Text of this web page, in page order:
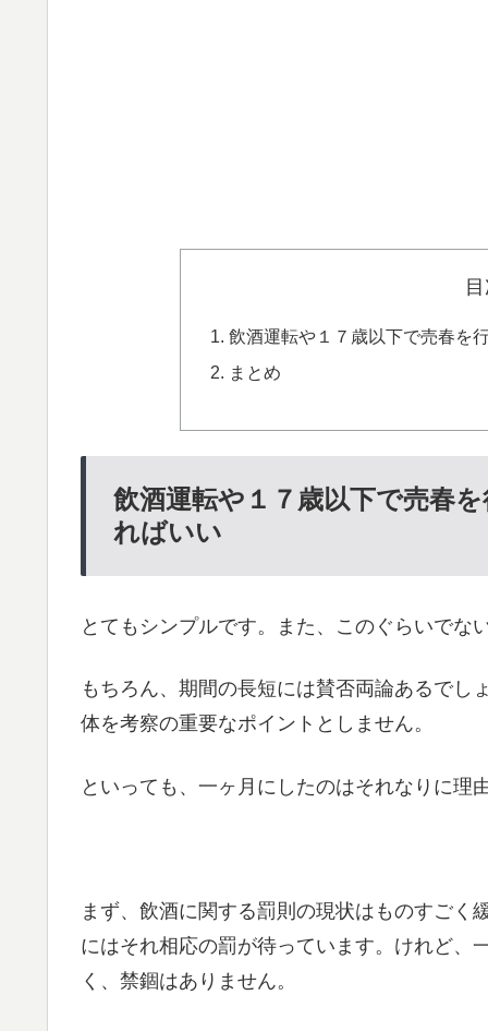
飲酒運転や１７歳以下で売春を
まとめ
飲酒運転や１７歳以下で売春
ればいい
とてもシンプルです。また、このぐらいでな
もちろん、期間の長短には賛否両論あるでし
体を考察の重要なポイントとしません。
といっても、一ヶ月にしたのはそれなりに理
まず、飲酒に関する罰則の現状はものすご
にはそれ相応の罰が待っています。けれど、
く、禁錮はありません。